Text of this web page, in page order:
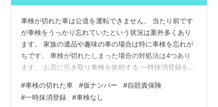
車検が切れた車は公道を運転できません。 当たり前です
が車検をうっかり忘れていたという状況は案外多くあり
ます。 家族の遺品や趣味の車の場合は特に車検を忘れが
ちです。 車検が切れたしまった場合の対処法は4つあり
ます。 お店に引き取り車検を依頼する 一時抹消登録をす
検が切れて絶望的な気分になる気持ちなる方もいるかと
思いますが対応策は意外と多くあります。 日常的に使用
#車検の切れた車 #仮ナンバー #自賠責保険
#一時抹消登録 #車検なし